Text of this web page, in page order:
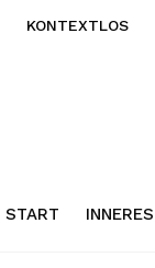
KONTEXTLOS
START INNERES